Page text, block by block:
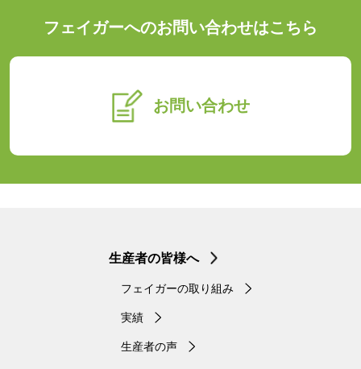
フェイガーへのお問い合わせはこちら
お問い合わせ
生産者の皆様へ
フェイガーの取り組み
実績
生産者の声